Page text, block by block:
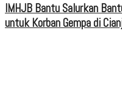
IMHJB Bantu Salurkan
untuk Korban Gempa di